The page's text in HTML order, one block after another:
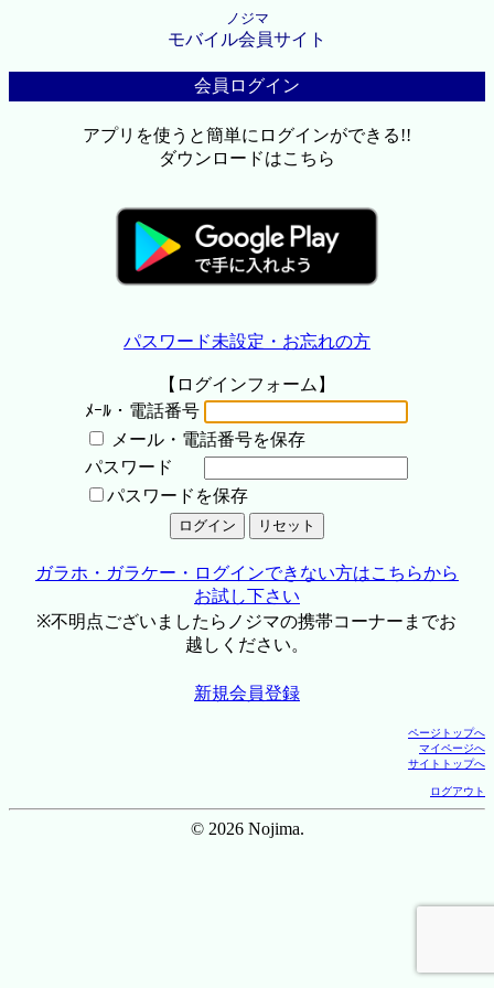
ノジマ
モバイル会員サイト
会員ログイン
アプリを使うと簡単にログインができる!!
ダウンロードはこちら
パスワード未設定・お忘れの方
【ログインフォーム】
ﾒｰﾙ・電話番号
メール・電話番号を保存
パスワード
パスワードを保存
ガラホ・ガラケー・ログインできない方はこちらから
お試し下さい
※不明点ございましたらノジマの携帯コーナーまでお
越しください。
新規会員登録
ページトップへ
マイページへ
サイトトップへ
ログアウト
© 2026 Nojima.